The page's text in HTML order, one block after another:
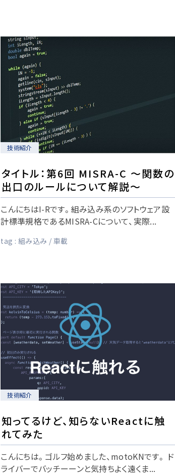
技術紹介
タイトル：第6回 MISRA-C ～関数の
出口のルールについて解説～
こんにちはI-Rです。組み込み系のソフトウェア設
計標準規格であるMISRA-Cについて、実際...
tag : 組み込み 車載
技術紹介
知ってるけど、知らないReactに触
れてみた
こんにちは。ゴルフ始めました、motoKNです。 ド
ライバーでバッチーーンと気持ちよく遠くま...